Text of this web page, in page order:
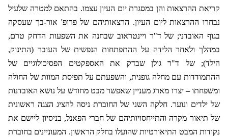
קריאת ההרצאות והן במסגרת יום העיון עצמו. בהתאם למטרה שלעיל
נבחרו ההרצאות ליום העיון. הרצאותיהם של פרופ' אור-בך שעסקה
בגוף האובדני; של ד"ר ויינטראוב שבחנה את השפעות הדחק טרם,
במהלך ולאחר הלידה על ההתפתחות הנפשית של העובר (התינוק,
הילד); של ד"ר גולן שבדק את האספקטים הפסיכולוגיים של
ההתמודדות עם מחלה גופנית, והשפעתם על תפיסת המוות של החולה
ומשפחתו – יצרו מארג מעניין שאפשר מבט מחודש על נושא האובדנות
של ילדים ונוער. חלקה השני של החוברת ניסה להציג הצגה ראשונית
של תיאור מקרה והתייחסויותיהם של חברי הפאנל, בניסיון ליישם את
נקודות המבט התיאורטיות שהועלו בחלק הראשון. המעוניינים בחוברת